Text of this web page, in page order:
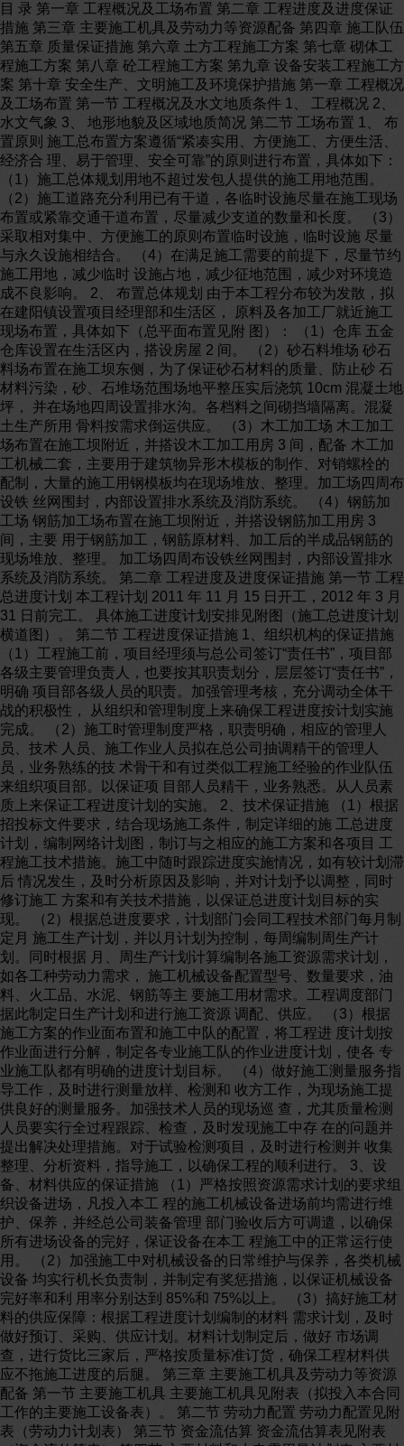
目 录 第一章 工程概况及工场布置 第二章 工程进度及进度保证措施 第三章 主要施工机具及劳动力等资源配备 第四章 施工队伍 第五章 质量保证措施 第六章 土方工程施工方案 第七章 砌体工程施工方案 第八章 砼工程施工方案 第九章 设备安装工程施工方案 第十章 安全生产、文明施工及环境保护措施 第一章 工程概况及工场布置 第一节 工程概况及水文地质条件 1、 工程概况 2、 水文气象 3、 地形地貌及区域地质简况 第二节 工场布置 1、 布置原则 施工总布置方案遵循“紧凑实用、方便施工、方便生活、经济合 理、易于管理、安全可靠”的原则进行布置，具体如下： （1）施工总体规划用地不超过发包人提供的施工用地范围。 （2）施工道路充分利用已有干道，各临时设施尽量在施工现场 布置或紧靠交通干道布置，尽量减少支道的数量和长度。 （3）采取相对集中、方便施工的原则布置临时设施，临时设施 尽量与永久设施相结合。 （4）在满足施工需要的前提下，尽量节约施工用地，减少临时 设施占地，减少征地范围，减少对环境造成不良影响。 2、 布置总体规划 由于本工程分布较为发散，拟在建阳镇设置项目经理部和生活区， 原料及各加工厂就近施工现场布置，具体如下（总平面布置见附 图）： （1）仓库 五金仓库设置在生活区内，搭设房屋 2 间。 （2）砂石料堆场 砂石料场布置在施工坝东侧，为了保证砂石材料的质量、防止砂 石材料污染，砂、石堆场范围场地平整压实后浇筑 10cm 混凝土地坪， 并在场地四周设置排水沟。各档料之间砌挡墙隔离。混凝土生产所用 骨料按需求倒运供应。 （3）木工加工场 木工加工场布置在施工坝附近，并搭设木工加工用房 3 间，配备 木工加工机械二套，主要用于建筑物异形木模板的制作、对销螺栓的 配制，大量的施工用钢模板均在现场堆放、整理。加工场四周布设铁 丝网围封，内部设置排水系统及消防系统。 （4）钢筋加工场 钢筋加工场布置在施工坝附近，并搭设钢筋加工用房 3 间，主要 用于钢筋加工，钢筋原材料、加工后的半成品钢筋的现场堆放、整理。 加工场四周布设铁丝网围封，内部设置排水系统及消防系统。 第二章 工程进度及进度保证措施 第一节 工程总进度计划 本工程计划 2011 年 11 月 15 日开工，2012 年 3 月 31 日前完工。 具体施工进度计划安排见附图（施工总进度计划横道图）。 第二节 工程进度保证措施 1、组织机构的保证措施 （1）工程施工前，项目经理须与总公司签订“责任书”，项目部 各级主要管理负责人，也要按其职责划分，层层签订“责任书”，明确 项目部各级人员的职责。加强管理考核，充分调动全体干战的积极性， 从组织和管理制度上来确保工程进度按计划实施完成。 （2）施工时管理制度严格，职责明确，相应的管理人员、技术 人员、施工作业人员拟在总公司抽调精干的管理人员，业务熟练的技 术骨干和有过类似工程施工经验的作业队伍来组织项目部。以保证项 目部人员精干，业务熟悉。从人员素质上来保证工程进度计划的实施。 2、技术保证措施 （1）根据招投标文件要求，结合现场施工条件，制定详细的施 工总进度计划，编制网络计划图，制订与之相应的施工方案和各项目 工程施工技术措施。施工中随时跟踪进度实施情况，如有较计划滞后 情况发生，及时分析原因及影响，并对计划予以调整，同时修订施工 方案和有关技术措施，以保证总进度计划目标的实现。 （2）根据总进度要求，计划部门会同工程技术部门每月制定月 施工生产计划，并以月计划为控制，每周编制周生产计划。同时根据 月、周生产计划计算编制各施工资源需求计划，如各工种劳动力需求， 施工机械设备配置型号、数量要求，油料、火工品、水泥、钢筋等主 要施工用材需求。工程调度部门据此制定日生产计划和进行施工资源 调配、供应。 （3）根据施工方案的作业面布置和施工中队的配置，将工程进 度计划按作业面进行分解，制定各专业施工队的作业进度计划，使各 专业施工队都有明确的进度计划目标。 （4）做好施工测量服务指导工作，及时进行测量放样、检测和 收方工作，为现场施工提供良好的测量服务。加强技术人员的现场巡 查，尤其质量检测人员要实行全过程跟踪、检查，及时发现施工中存 在的问题并提出解决处理措施。对于试验检测项目，及时进行检测并 收集整理、分析资料，指导施工，以确保工程的顺利进行。 3、设备、材料供应的保证措施 （1）严格按照资源需求计划的要求组织设备进场，凡投入本工 程的施工机械设备进场前均需进行维护、保养，并经总公司装备管理 部门验收后方可调遣，以确保所有进场设备的完好，保证设备在本工 程施工中的正常运行使用。 （2）加强施工中对机械设备的日常维护与保养，各类机械设备 均实行机长负责制，并制定有奖惩措施，以保证机械设备完好率和利 用率分别达到 85%和 75%以上。 （3）搞好施工材料的供应保障：根据工程进度计划编制的材料 需求计划，及时做好预订、采购、供应计划。材料计划制定后，做好 市场调查，进行货比三家后，严格按质量标准订货，确保工程材料供 应不拖施工进度的后腿。 第三章 主要施工机具及劳动力等资源配备 第一节 主要施工机具 主要施工机具见附表（拟投入本合同工作的主要施工设备表）。 第二节 劳动力配置 劳动力配置见附表（劳动力计划表） 第三节 资金流估算 资金流估算表见附表（资金流估算表） 第四节 主要材料和水电需用量计划表 主要材料和水、电需用量计划表见附表（主要材料和水、电需用 量计划表）。 第四章 施工队伍 第五章 质量保证措施 第一节 质量控制目标 本工程质量控制目标为：打造合格工程 第二节 质量保证措施 1、质量保证体系 2、为保证上述质量目标的实现，我们将从以下几个方面予以 工程技术科 质检科 物资科 试验室 施工员 质检员 材料员 试验员 生产班组 技术负责人 项目经理 保证： （1）、施工管理方面： a、质量意识教育： 通过工地、会议等形式对参加施工的所有人员进行本工程创 优的重要意义教育，从而使全体人员明确我们的质量目标，为保 证创优提供保障。 b、培训上岗： 制定各道工序的工艺质量标准并形成文字材料，分发到各道 工序施工人员，同时通过专项培训的方式使职工明确自已的工作 标准及要达到的目标，培训经考试合格后方可上岗。 c、健全质检机构： 在现场质量管理工作中，健全项目质检机构，实施双轨制机 构保障，即以行政干部为主的行政控制网络与以技术干部为主的 技术责任控制网络，项目经理部健全三级质检体系，即：工种有 兼职质检员，施工队有专职质检员，项目经理部有内部专职质检 工程师。 d、建制签状、经济奖罚： 建立质检管理检查制度，与参加人员、质检人员、分项目负 责人签订质量包保责任状，明确奖罚标准，奖优罚劣，保证兑现， 用经济手段保证质量措施落到实处。 e、实行质量一票否决制： 在工程质量检查过程中，坚决贯彻“质量一票否决制”，不合 格工程一律推倒重来，在工期与质量出现矛盾时，首先要保证质 量。 f、设置质量控制点： 根据质量目标、本工程特点以及以往工程经验，分解质量目 标到每一个分项工程，对其中的关键点进行严格的质量控制，提 出预控措施并下发质量预控交底书，使质量目标纵向到底、横向 到边。 g、PDCA 循环原理： PDCA 循环原理是人们在管理实践中形成的基本理论方法， 管理就是确定任务目标，并按照 PDCA 循环原理来实现预期目标。 P（Plan）—即计划：是质量计划阶段，明确目标并制定实现目标 的方案；D（Do）—即实施：计划行动方案的交底和按计划规定 的方法与要求展开工程作业技术活动；C（Check）—即检查：指 对计划实施过程进行各种检查，包括作业者的自检、互检和专职 管理者专检；A（Action）—即处置：对于质量检查所发现的质量 问题或质量不合格，及时进行原因分析，采取必要的措施，予以 纠正，保持质量形成的受控状态。 （2）、质量保证措施： 为确保质量管理机构体系正常运行，加强和贯彻执行全面质 量管理，需对工程项目实行双线质量控制。 ℃、生产质量贯彻实施线： A、组织学习： 接到图纸后，组织全体施工人员认真学习招标文件、图纸及 会审记录和项目经理部摘录的与本工程有关的规范质量手册，以 便施工人员在施工过程中能按照业主要求和图纸设计意图准确地 实施。 B、制定计划： 由项目经理部项目总工编制《施工组织设计》和《质量控制 计划》，经总工程师审核，报监理工程师批准后逐级落实实施。 C、技术交底： 各分项工程开工前认真做好施工技术交底及施工准备，技术 交底要有文字记录并进行编号、双方签字及发放登记台帐。各工 序的施工必须严格执行三级检验程序，并经监理工程师检查合格 后方可进行下一步工序的施工。中间任一个环节检验不合格均必 须返工，返工完成后再按上述程序进行检验。 D、上岗培训： 组织好对上岗人员的培训工作，对检验人员、机械操作人员、 特殊工种工作人员，必须坚持持证上岗制度。施工人员必须通过 培训学习方能上岗，对于有较高技术要求的技术项目的工人及特 殊工种工作人员必须通过培训考试合格后持证上岗。 E、机械设备的检查保养： 合理组织和选用施工机械设备，做好机械设备管理和保养工 作，保证最佳工作状态，避免因施工机械问题造成质量隐患和事 故。 ℃、生产质量检测线： 工地成立质检科和试验科，负责本工程的质量检测工作，直 接向项目经理和项目总工程师负责，质检科领导工种队质检员及 班组兼职质检员的质检工作，在工地所有人员中树立质量第一的 思想，内部实行三级管理检查体系，在每个单元的工程实施中， 实行初检、复检、终检制度，即生产班组自检、工种队复检、质 检科终检，并及时交付监理工程师检查、验收、签证，实行“三全” 管理，即： A、全员管理：以全体职工为主体，形成主人翁的工作制度， 立足于“假如我是一个用户”来教育职工的认识，树立“质量第一” 的思想和精品意识。 B、全企业管理：公司下属各职能部门与工地职能科室都要 保证各自的工作质量和工程质量。 C、全过程管理：从施工组织设计 设备、物资、材料进 场 施工前准备 工程施工 竣工验收 交付使用 保修服务。 （3）、加强施工过程质量控制： 本工程项目经理部按照内部质量体系文件的要求设立专职质 保员和专职质检员，全面负责施工过程质量检验和质量保证措施 实施。 A、加强工程的施工工序控制。抽检与自检是工程质量全过 程管理的环节之一，对各施工环节的检查，由项目经理部安排， 采用自检、互检等方式进行，工程质量技术部门检查。检查的主 要内容有：现场生产操作达标情况、测试项目及资料完成情况等。 B、本工程桩号控制点及高程控制点由业主提供，经复测后 测放桩位及标高控制点，测量放样时采用经纬仪，确保测量放样 质量。 C、材料进入工地仓库前必须执行材料检验和试验程序，并 按规定在业主指定试验室进行有关试验，合格者方可入库。入库 材料按各种不同的材料、规格、品种进行标识，分区分片堆放。 确保不受潮、不锈蚀、不变质，否则退回或不使用。出厂合格证 及试验合格证等均由质安科资料员保管，对材料抽样检验的结果 报送监理。 D、对于重要关键的工序和项目，在全面开始前，合理组织 典型施工，以取得合理的方法或数据指导全面施工。通过各施工 工艺流程图加强主要分部分项工程的施工过程中的控制。 （4）、做好施工全过程的检验、试验及测量工作： A、对于所有用于本工程的试验、检验和测量仪器必须按规 定定期进行校验，并且有专人负责。 B、工程结构材料必须经检验合格后才能使用，施工过程和 产品的检验和试验必须配合施工生产过程进行，并及时得到监理 工程师认可。 C、对于施工测量基线或控制网必须经过有效复核程序及监 理工程师认可方能采用，测量施工必须严格按照相关规范进行， 测量精度必须满足相关规范和技术标准的要求，并应得到监理工 程师的认可。 D、及时做好试验、检验及测量工作的质量记录文件的整理 和管理工作，及时填报送监理工程师审批签证。 E、加强员工培训，提高员工素质，包括质量意识培训，岗位 技能培训，相关专业知识培训，思想道德教育，提高员工综合素 质，从根本上保证质量。 第六章 土方工程施工方案 第一节 土方开挖 1、土方开挖前应进行植被清理和表土清挖，表土和弃渣应按 合同规定或监理指示运至指定地点堆放，防止土料中混入植被有 机物和弃渣。 主体工程的临时开挖边坡，应按施工图纸所示或监理的指示 进行开挖。土方明控应从上至下分层分段依次进行。严禁自下而 上或采取倒悬的开挖方法，施工中随时作成一定的坡势，以利排 水，开挖过程中应避免边坡稳定范围形成积水。岸坡易风化崩解 的土层开挖后不能及时回填的，应保留保护层。 使用机械开挖土方时，实际施工的边坡坡度适当留有修坡余 量，再用人工修整，满足图纸要求的坡度和平整度。 2、土方开挖前的质量检查和验收 土方开挖前，应会同监理进行以下各项的质量检查和验收。 （1）用于开挖工程工程量计量的原始地形测量剖面的复核 检查。 （2）按施工图纸所示的工程建筑物开挖尺寸进行开挖剖面 测量放样成果的检查，开挖剖面放样成果，应经监理复核签认后， 作为工程量计量的依据。 （3）.按施工图纸所示进行开挖区周围排水和防渗保护设施 的质量检查和验收。 3、土方开挖过程中的质量检查 在土方开挖过程中，应定期测量校正开挖平面的尺寸和标高， 以及按施工图纸的要求检查开挖边坡的坡度和平整度，并将测量 资料提交监理。 4、 土方明挖工程完成后的质量检查和验收 土方明挖完成后，应会同监理人进行以下各款的质量检查和 验收。 按施工图纸要求检查基础开挖面的平面尺寸，标高和建基面 平整度； 取样检测基础土的物理力学性质指标； 基础面检查清理与砌体填筑前的基础清理作业是检验目的的 性质不同的两次作业未经监理人同意，承包人不得将两次作业合 并为一次完成。 第二节 土方回填 1、填筑质量要求 ℃土方填筑前，必须清理地基，清除草皮表土，并将影响建 筑物安全的树根，竹根及砂砾料，等杂物全部清除挖除，清基厚 度按清除实际深度控制，平均按 计。 ℃基底及每层填土未经监理工程师检验合格，不得进行填土 及上一层的填土施工。 ℃土方填筑时，采用接近最优含水量的土料，且土料的含水 量应控制在最优含水量±2%范围内。如果超出，采取措施，翻晒 等，使其含水量满足要求后，再进行填筑。 ℃必须严格控制铺土厚度，不得超厚。人工夯实每层不超过 20cm，土块粒径不大于 5cm，机械压实每层不超过 25cm，土块 料径不大于 8cm。 ℃由于气候、施工等原因停工的，回填面加以保护，复工时 应进行刨面，洒水处理并必须仔细清理，经监理单位验收合格后， 方准填土，以使层间结合紧密，并作记录备查。 ℃土方填筑时，无论采用人工夯实还是机械碾压，除满足本 节条款外，必须符合施工规范中的有关要求。 2、填筑质量控制： ℃填筑必须对质量负责，做好质量管理工作，实行初检、复 检、终检制度。并无条件接受发包方和监理单位的检查和监督， 若质量不符合设计要求，监理单位有权责令其停工或返工。 ℃对填筑部位的质量控制，执行水利水电工程施工规范的有 关规定。 ℃现场的质量检查部门对所有取样检查部位的平面位置、高 程和检验结果等均如实记录，并逐班逐日填写质量报表、报送监 理单位。质检资料妥善保存，防止丢失，严禁涂改和销毁。 ℃在施工过程中，对每班出现的质量问题、处理经过及遗留 问题，交接班记录上详细写明，并有值班负责人签署。针对每一 质量问题，在现场做出处理决定，并由主管技术负责人签字，作 为施工质量控制的原始记录。 ℃发生质量事故时，施工人员将会同质检人员查清原因，提 出补救措施及时处理，并向发包方和监理单位提出书面报告。 ℃公司质量检查部门在发包方验收小组和监理单位的指导下， 参加施工期的分部验收工作，特别是隐蔽工程，将详细记录工程 质量情况，必要时照相或取原状样品保存。 ℃现场土料含水量用烘干法测定，以此来校正干密度。另外 取样时要注意操作上的偏差，如有怀疑，立即重新取样。测定密 度时取至压实层的底部，并测量压实层的厚度。 ℃取样试验所测定的干密度，其合格率不小于 90%，且不合 格的样品不得集中，不合格干密度不得低于设计干密度的 98%。 第七章 砌体工程施工方案 本工程砌体均采用砖砌筑。 1、施工工艺流程 作业准备→砂浆搅拌→砌块湿水→砌砖墙→验评 2、施工要求： (1)砌筑前按实地尺寸和砌块尺寸进行排列摆块，不够整块 的可以锯成需要的尺寸，但不得小于砌块长度的 1/3。 (2)砌块排列上、下皮应错缝搭接，搭接长度一般为 1/2，不 得小于砌块高度的 1/3，也不应小于 150mm。 (3)转角墙和纵墙交接处，应将砌块分皮留槎，交错搭砌； 砌块与墙柱相接处必须预留拉结筋，竖向间距为 500mm2φ6 钢筋， 两端伸入墙内不少于 700mm，端部弯成 90°弯钩。 (4)砌体墙顶与梁底应加上一层斜砌，或有可靠拉结，上部 拉结一般间距 ，预留 2φ6 拉筋，伸入墙内不少于 500mm，当 墙高大于 3m 时，按设计要求加设水平钢筋砼带，若无设计要求， 一般每高 ，加设 2φ6 或 3φ6 钢筋带，保证墙体的稳定性。 （5）砌体砌筑时，按排好的砌块尺寸，先砌两端的第一皮， 然后挂线砌墙身，采用 M5 水泥砂浆，铺一块砖长的砂浆砌一块， 挤揉密实，“上跟线，下对棱，左右相邻要对平”。砌体水平灰缝厚 度一般为 15mm，垂直竖缝宽度为 20mm。竖缝大于 30mm，应 用 C20 细砼混凝土灌实。每砌上皮砌块校正后，用砂浆灌竖缝。 （6）砌块墙与门框联结：将预制好埋有木砖的砼块，按洞口 高度（2m）每侧砌四块，安装门框时用手钻在边框先钻出钉孔， 然后用钉子与木砖钉牢。 第八章 砼工程施工方案 第一节 模板及脚手架工程 模板及脚手架工程施工前先进行施工放样图设计，经项目技 术部门及监理工程师审核后实施。本工程墩墙等外露面部位采用 新大尺寸组合大钢模板，异形部位采用木模板。支撑架采用钢管 脚手架，承重脚手架需进行受力计算，绘制脚手架施工图，审核 后现场实施。 1、异形部位模板加工 为确保几何尺寸及线型满足图纸及规范要求，异形部位木模 板在加工场采用时，按 1：1 放样，分段制作模板，现场分节拼装。 木模用料为二等木材。闸墩圆头部位以及圆柱模板定制钢模，质 量标准符合规定，立模前清理干净并涂脱模剂。 2、模板安装 按施工放样图现场拼装，底部工程侧面模板用支撑架固定， 上部工程侧面模板用φ16 对销螺栓固定，按 60×90cm 纵横间距布 置。模板安装后确保有足够的强度、刚度和稳定性，保证浇注成 型后结构物的形状、尺寸和相互位置符合图纸规定，各项误差在 规范允许范围之内。 3、模板拆除 混凝土模板的拆除考虑到混凝土上的荷载及混凝土的龄期强 度，不承重侧面模板在混凝土强度达到其表面及棱角在拆模时不 致损坏时拆除，墩、墙和柱部位在其强度不低于 时拆除。 承重模板达到下列要求后，方可拆除模板。其底模拆模标准如表 2 。 表 2 底模拆除标准表 结构类型 结构跨度（m） 按设计的混凝土强度标准值的百分率计 （%） ≤2 50 >2，≤8 75 悬 臂 梁 、 板 >8 100 ≤8 75 梁、拱、 >8 100 ≤2 75 悬臂构件 >2 100 4、脚手架工程 支撑必须牢固、稳定、可靠。一般脚手架搭设符合脚手架工 程的搭设规定，承重脚手根据荷载情况进行设计校核，确定搭设 标准，同时满足脚手架工程搭设的规范要求。对于流道部份的分 段整体制作的模板内支撑结构，需根据其承受荷载，进行受力计 算后确定。脚手架工程根据各部位的施工情况绘制脚手架搭设图。 钢管脚手架采用 英寸钢管，连接件为铸钢扣件。 5、周转材料 本工程将根据施工进度计划及本工程的施工特点，备足施工 周转材料。计划投入钢管 150t，钢模板 2500m2，扣件 2 万只。 第二节 钢筋工程 1、钢筋原材料的控制 钢筋的强度标准值应具有不小于 95%的保证率 [4]。为了确 保原材料的质量，每批钢筋进货时都必须有相应的出厂合格证和 质保书。到工后，根据规格、数量按有关规范规定分批做机械性 能抽样试验。试验合格后使用，不合格者严格禁用。 2、钢筋放样 施工图纸先进行会审，深刻理解设计意图，根据施工规范、 设计图纸要求进行施工放样，经质检科审核后的钢筋放样图，报 监理工程师审核批准后付诸实施。 3、钢筋制作 根据经监理工程师批准的钢筋放样图，下达钢筋配料单，在 加工场，钢筋进行回直、断配，根据下达的钢筋配料单进行加工。 对成型钢筋进行标识，不同规格品种的钢筋分别堆放。焊接采用 对接闪光电弧焊，对接焊接头按规范规定取样，做对焊强度试验， 试验合格后才能进行现场施工。 4、钢筋绑扎和安装 钢筋的现场安装按批准后的施工放样图有序进行。人工转运 至现场后进行绑扎，现场接长采用搭接焊，搭接长度按施工规范 规定的标准进行控制。垂直插筋，除绑扎外，再用电焊搭接牢固。 钢筋架立除设计另有要求外，底层钢筋保护层采用预制混凝土垫 块，面层钢筋端部与墙身钢筋绑扎，中部采用钢筋马凳进行控制， 以保证面层钢筋在浇注混凝土过程中不变形，侧面钢筋保护层用 带铅丝的混凝土垫块固定加以控制。 第三节 普通混凝土配合比设计 根据进场的水泥品种、标号、砂石骨料级配，各部位的混凝 土强度符合施工规范的要求以及施工工艺要求。在试验室优化组 合，先进行不同的混凝土配合比设计，根据试配情况及混凝土强 度试验，选择最优混凝土配合比。 现场混凝土施工配合比的控制：根据试验室确定的最优基准 混凝土配合比，结合现场材料的实际含水率，来确定现场混凝土 施工配合比。 第四节 混凝土拌和 混凝土拌和选用人工拌和与机械拌和相结合的方法。 1、人工拌和 人工拌和施工要求：在一块钢板上进行，先倒入砂子，后倒 入水泥，用铁锨反复干拌至少三遍，直到颜色均匀为止。然后在 中间扒一个坑，倒入石子和 2/3 的定量水，翻拌 1 遍。再进行翻 拌(至少 2 遍)，其余 1/3 的定量水随拌随洒，拌至颜色一致，石子 全部被砂浆包裹，石子与砂浆没有分离、泌水与不均匀现象为止。 拌和从加水完毕时算起，应在 10 分钟内完成[5]。人工拌和只用 于工作量小，强度不高的混凝土。 2、.机械拌和℃ 机械拌和选用自落式混凝土搅拌机。自落式搅拌机是通过筒 身旋转，带动搅拌叶片将物料提高，在重力作用下物料自由坠下， 反复进行，互相穿插、翻拌、混合使混凝土各组分搅拌均匀的。 采用机械为锥形反转出料搅拌机。℃ 锥形反转出料搅拌机是中、小型建筑工程常用的一种搅拌机， 正转搅拌，反转出料。由于搅拌叶片呈正、反向交叉布置，拌合 料一方面被提升后靠自落进行搅拌，另一方面又被迫沿轴向作左 右窜动，搅拌作用强烈。 第五节 混凝土浇筑 （1）.混凝土浇筑必须在气候适宜条件下进行作业。浇筑过 程中至硬化前，表面不得受流水冲刷。 （2）.混凝土浇筑前，应进